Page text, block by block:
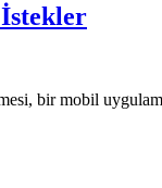
bir mobil